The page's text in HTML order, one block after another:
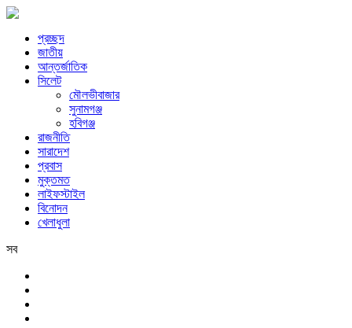
প্রচ্ছদ
জাতীয়
আন্তর্জাতিক
সিলেট
মৌলভীবাজার
সুনামগঞ্জ
হবিগঞ্জ
রাজনীতি
সারাদেশ
প্রবাস
মুক্তমত
লাইফস্টাইল
বিনোদন
খেলাধুলা
সব